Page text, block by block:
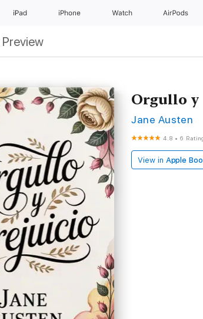
iPad iPhone Watch AirPods
Preview
Orgullo
Jane Austen
4.8 • 6
View in Apple